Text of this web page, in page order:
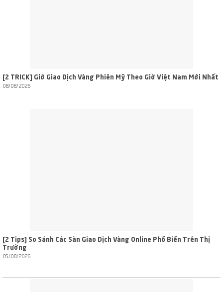
[2 TRICK] Giờ Giao Dịch Vàng Phiên Mỹ Theo Giờ Việt Nam Mới Nhất
08/08/2026
[2 Tips] So Sánh Các Sàn Giao Dịch Vàng Online Phổ Biến Trên Thị
Trường
05/08/2026